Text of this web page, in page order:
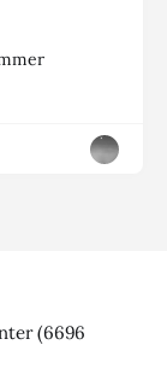
(6696